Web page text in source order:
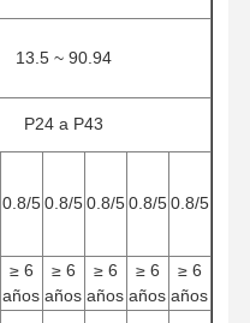
13.5 ~ 90.94
P24 a P43
0.8/50.8/50.8/50.8/50.8/5
≥ 6
años
≥ 6
años
≥ 6
años
≥ 6
años
≥ 6
años